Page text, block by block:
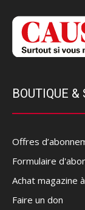
BOUTIQUE &
Offres
Formulaire
Achat magazine
Faire un don